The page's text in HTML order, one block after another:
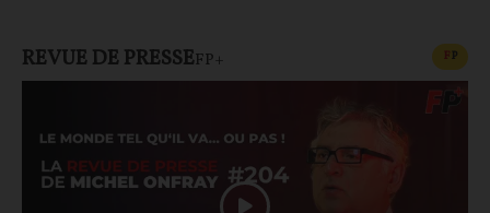
REVUE DE PRESSEFP+ FP